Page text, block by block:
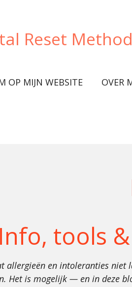
Reset
OP MIJN WEBSITE OVER
Info, tools
allergieën en intoleranties niet
Het is mogelijk — en in deze